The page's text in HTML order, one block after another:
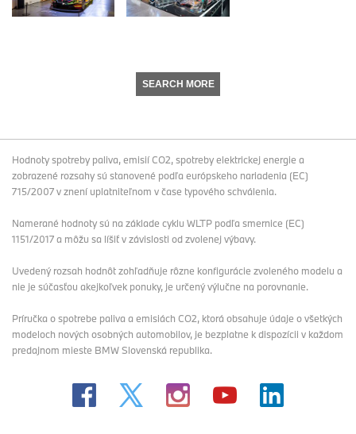
SEARCH MORE
Hodnoty spotreby paliva, emisií CO2, spotreby elektrickej energie a
zobrazené rozsahy sú stanovené podľa európskeho nariadenia (EC)
715/2007 v znení uplatniteľnom v čase typového schválenia.
Namerané hodnoty sú na základe cyklu WLTP podľa smernice (EC)
1151/2017 a môžu sa líšiť v závislosti od zvolenej výbavy.
Uvedený rozsah hodnôt zohľadňuje rôzne konfigurácie zvoleného modelu a
nie je súčasťou akejkoľvek ponuky, je určený výlučne na porovnanie.
Príručka o spotrebe paliva a emisiách CO2, ktorá obsahuje údaje o všetkých
modeloch nových osobných automobilov, je bezplatne k dispozícii v každom
predajnom mieste BMW Slovenská republika.